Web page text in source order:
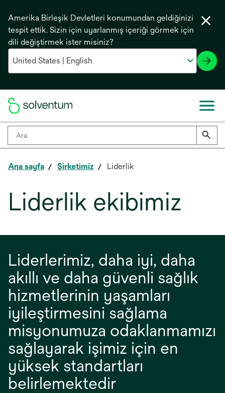
Amerika Birleşik Devletleri konumundan geldiğinizi
tespit ettik. Sizin için uyarlanmış içeriği görmek için
dili değiştirmek ister misiniz?
Ana sayfa Şirketimiz Liderlik
Liderlik ekibimiz
Liderlerimiz, daha iyi, daha
akıllı ve daha güvenli sağlık
hizmetlerinin yaşamları
iyileştirmesini sağlama
misyonumuza odaklanmamızı
sağlayarak işimiz için en
yüksek standartları
belirlemektedir